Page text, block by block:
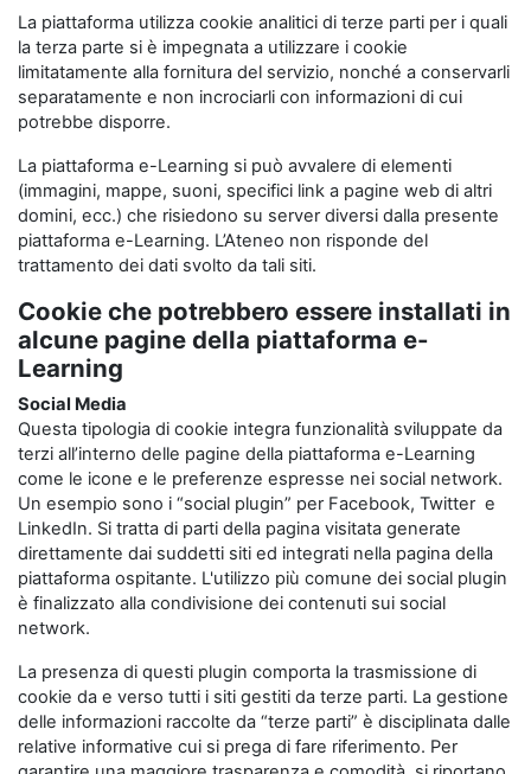
La piattaforma utilizza cookie analitici di terze parti per i quali
la terza parte si è impegnata a utilizzare i cookie
limitatamente alla fornitura del servizio, nonché a conservarli
separatamente e non incrociarli con informazioni di cui
potrebbe disporre.
La piattaforma e-Learning si può avvalere di elementi
(immagini, mappe, suoni, specifici link a pagine web di altri
domini, ecc.) che risiedono su server diversi dalla presente
piattaforma e-Learning. L’Ateneo non risponde del
trattamento dei dati svolto da tali siti.
Cookie che potrebbero essere installati in
alcune pagine della piattaforma e-
Learning
Social Media
Questa tipologia di cookie integra funzionalità sviluppate da
terzi all’interno delle pagine della piattaforma e-Learning
come le icone e le preferenze espresse nei social network.
Un esempio sono i “social plugin” per Facebook, Twitter e
LinkedIn. Si tratta di parti della pagina visitata generate
direttamente dai suddetti siti ed integrati nella pagina della
piattaforma ospitante. L'utilizzo più comune dei social plugin
è finalizzato alla condivisione dei contenuti sui social
network.
La presenza di questi plugin comporta la trasmissione di
cookie da e verso tutti i siti gestiti da terze parti. La gestione
delle informazioni raccolte da “terze parti” è disciplinata dalle
relative informative cui si prega di fare riferimento. Per